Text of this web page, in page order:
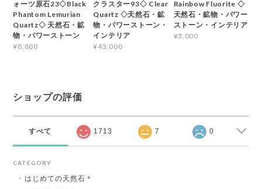
ォーツ原石23◇Black
Phantom Lemurian
Quartz◇ 天然石・鉱
物・パワーストーン
¥8,800
クラスター93◇ Clear
Quartz ◇天然石・鉱
物・パワーストーン・
インテリア
¥43,000
Rainbow Fluorite ◇
天然石・鉱物・パワー
ストーン・インテリア
¥3,000
ショップの評価
すべて 1713 7 0
CATEGORY
はじめての天然石＊